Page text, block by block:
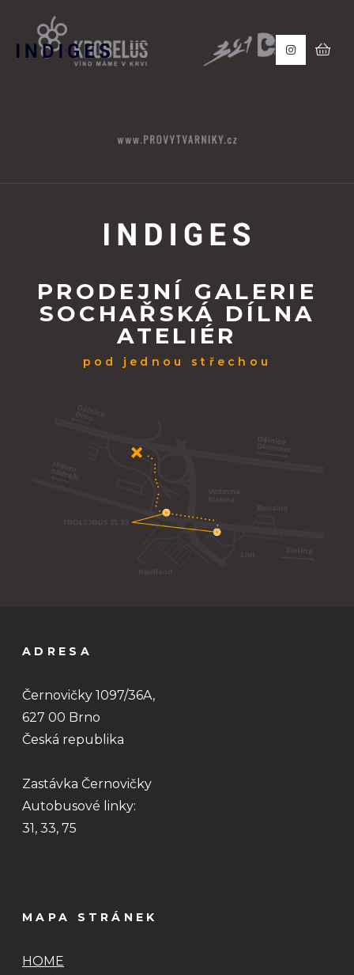
PRODEJNÍ GALERIE
SOCHAŘSKÁ DÍLNA
ATELIÉR
pod jednou střechou
ADRESA
Černovičky 1097/36A,
627 00 Brno
Česká republika
Zastávka Černovičky
Autobusové linky:
31, 33, 75
MAPA STRÁNEK
HOME